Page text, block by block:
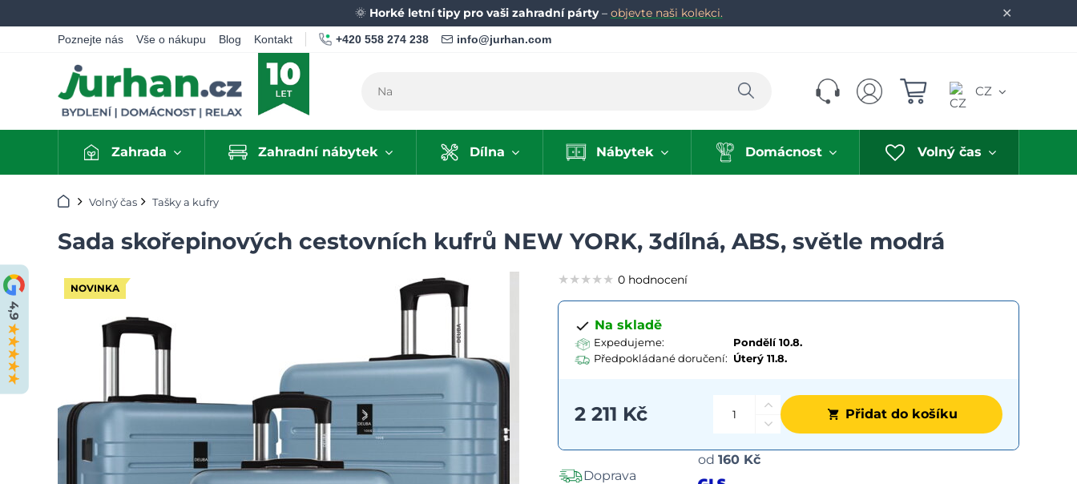
✕
🌞 Horké letní tipy pro vaši zahradní párty– objevte naši kolekci.
Poznejte nás Vše o nákupu Blog Kontakt +420 558 274 238 info@jurhan.com
Hledat CZ
Zahrada Zahradní nábytek Dílna Nábytek Domácnost Volný čas
Úvod Volný čas Tašky a kufry
Sada skořepinových cestovních kufrů NEW YORK, 3dílná, ABS, světle modrá
NOVINKA
★★★★★
★★★★★
★★★★★ 0 hodnocení
Na skladě
Expedujeme:
Pondělí 10.8.
Předpokládané doručení: Úterý 11.8.
2 211 Kč Přidat do košíku
Doprava
od160 Kč